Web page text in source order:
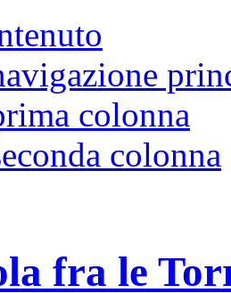
colonna
colonna
fra le